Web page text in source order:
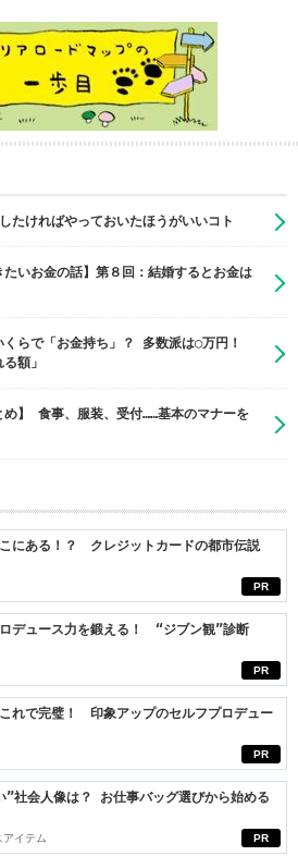
たければやっておいたほうがいいコト
たいお金の話】第８回：結婚するとお金は
らで「お金持ち」？ 多数派は◯万円！
額」
め】 食事、服装、受付……基本のマナーを
PR
にある！？ クレジットカードの都市伝説
PR
ロデュース力を鍛える！ “ジブン観”診断
PR
れで完璧！ 印象アップのセルフプロデュー
PR
”社会人像は？ お仕事バッグ選びから始める
アイテム